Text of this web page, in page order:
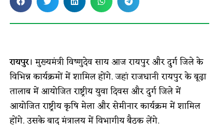
रायपुर। मुख्यमंत्री विष्णुदेव साय आज रायपुर और दुर्ग जिले के
विभिन्न कार्यक्रमों में शामिल होंगे. जहां राजधानी रायपुर के बूढ़ा
तालाब में आयोजित राष्ट्रीय युवा दिवस और दुर्ग जिले में
आयोजित राष्ट्रीय कृषि मेला और सेमीनार कार्यक्रम में शामिल
होंगे. उसके बाद मंत्रालय में विभागीय बैठक लेंगे.